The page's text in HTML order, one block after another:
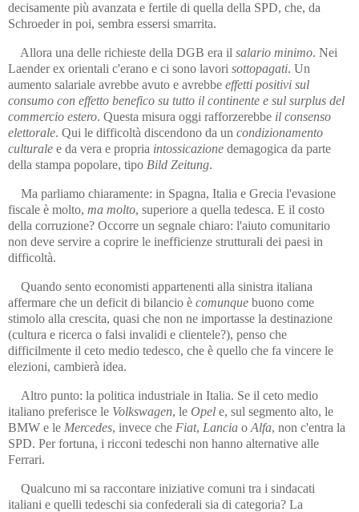
decisamente più avanzata e fertile di quella della SPD, che, da
Schroeder in poi, sembra essersi smarrita.
Allora una delle richieste della DGB era il salario minimo. Nei
Laender ex orientali c'erano e ci sono lavori sottopagati. Un
aumento salariale avrebbe avuto e avrebbe effetti positivi sul
consumo con effetto benefico su tutto il continente e sul surplus del
commercio estero. Questa misura oggi rafforzerebbe il consenso
elettorale. Qui le difficoltà discendono da un condizionamento
culturale e da vera e propria intossicazione demagogica da parte
della stampa popolare, tipo Bild Zeitung.
Ma parliamo chiaramente: in Spagna, Italia e Grecia l'evasione
fiscale è molto, ma molto, superiore a quella tedesca. E il costo
della corruzione? Occorre un segnale chiaro: l'aiuto comunitario
non deve servire a coprire le inefficienze strutturali dei paesi in
difficoltà.
Quando sento economisti appartenenti alla sinistra italiana
affermare che un deficit di bilancio è comunque buono come
stimolo alla crescita, quasi che non ne importasse la destinazione
(cultura e ricerca o falsi invalidi e clientele?), penso che
difficilmente il ceto medio tedesco, che è quello che fa vincere le
elezioni, cambierà idea.
Altro punto: la politica industriale in Italia. Se il ceto medio
italiano preferisce le Volkswagen, le Opel e, sul segmento alto, le
BMW e le Mercedes, invece che Fiat, Lancia o Alfa, non c'entra la
SPD. Per fortuna, i ricconi tedeschi non hanno alternative alle
Ferrari.
Qualcuno mi sa raccontare iniziative comuni tra i sindacati
italiani e quelli tedeschi sia confederali sia di categoria? La